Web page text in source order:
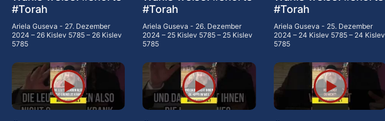
#Torah
Ariela Guseva
27. Dezember
2024 – 26 Kislev 5785 – 26 Kislev
5785
#Torah
Ariela Guseva
26. Dezember
2024 – 25 Kislev 5785 – 25 Kislev
5785
#Torah
Ariela Guseva
25. Dezember
2024 – 24 Kislev 5785 – 24 Kislev
5785